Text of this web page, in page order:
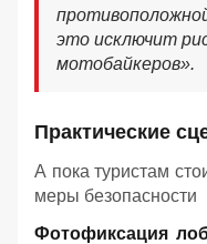
это исключит
мотобайкеров».
Практические
А пока туристам
меры безопасности
Фотофиксация